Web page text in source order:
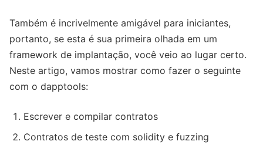
Também é incrivelmente amigável para iniciantes,
portanto, se esta é sua primeira olhada em um
framework de implantação, você veio ao lugar certo.
Neste artigo, vamos mostrar como fazer o seguinte
com o dapptools:
Escrever e compilar contratos
Contratos de teste com solidity e fuzzing